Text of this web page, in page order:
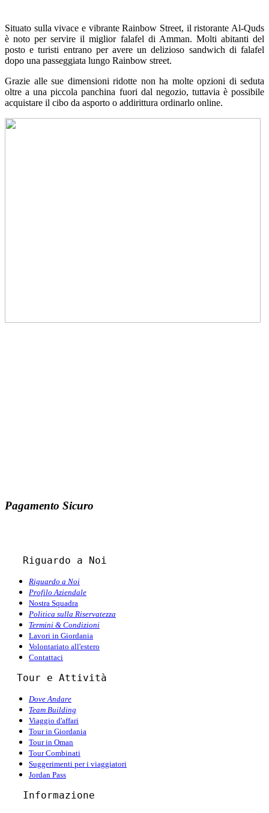
Situato sulla vivace e vibrante Rainbow Street, il ristorante Al-Quds
è noto per servire il miglior falafel di Amman. Molti abitanti del
posto e turisti entrano per avere un delizioso sandwich di falafel
dopo una passeggiata lungo Rainbow street.
Grazie alle sue dimensioni ridotte non ha molte opzioni di seduta
oltre a una piccola panchina fuori dal negozio, tuttavia è possibile
acquistare il cibo da asporto o addirittura ordinarlo online.
Pagamento Sicuro
Riguardo a Noi
Riguardo a Noi
Profilo Aziendale
Nostra Squadra
Politica sulla Riservatezza
Termini & Condizioni
Lavori in Giordania
Volontariato all'estero
Contattaci
Tour e Attività
Dove Andare
Team Building
Viaggio d'affari
Tour in Giordania
Tour in Oman
Tour Combinati
Suggerimenti per i viaggiatori
Jordan Pass
Informazione